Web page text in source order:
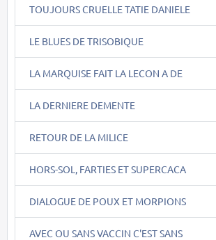
TOUJOURS CRUELLE TATIE DANIELE
LE BLUES DE TRISOBIQUE
LA MARQUISE FAIT LA LECON A DE
LA DERNIERE DEMENTE
RETOUR DE LA MILICE
HORS-SOL, FARTIES ET SUPERCACA
DIALOGUE DE POUX ET MORPIONS
AVEC OU SANS VACCIN C'EST SANS